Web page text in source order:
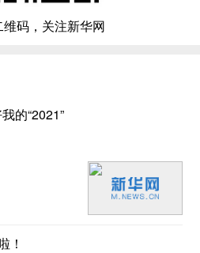
码，关注新华网
的“2021”
！